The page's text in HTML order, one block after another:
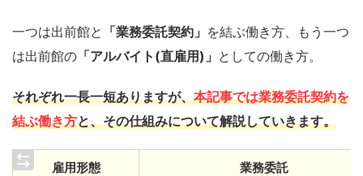
一つは出前館と 「業務委託契約」 を結ぶ働き方、もう一つ
は出前館の 「アルバイト(直雇用)」 としての働き方。
それぞれ一長一短ありますが、本記事では業務委託契約を
結ぶ働き方と、その仕組みについて解説していきます。
雇用形態 業務委託